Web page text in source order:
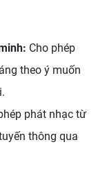
Cho phép
theo ý muốn
phát nhạc từ
thông qua